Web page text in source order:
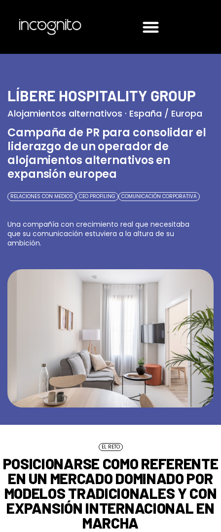
LÍBERE HOSPITALITY GROUP
Alojamientos alternativos · España / Europa
Campaña de PR para consolidar el
liderazgo de un operador de
alojamientos alternativos en
expansión europea
RELACIONES CON MEDIOS CEO PROFILING COMUNICACIÓN CORPORATIVA
Una compañía con crecimiento real que necesitaba
que su comunicación estuviera a la altura de su
ambición.
EL RETO
POSICIONARSE COMO REFERENTE
EN UN MERCADO DOMINADO POR
MODELOS TRADICIONALES Y CON
EXPANSIÓN INTERNACIONAL EN
MARCHA